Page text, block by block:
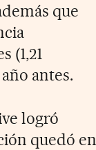
que
(1,21
antes.
logró
quedó en